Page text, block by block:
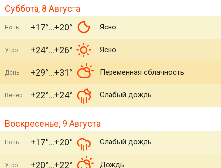
Суббота, 8 Августа
Ночь +17° +20° Ясно
Утро +24° +26° Ясно
День +29° +31° Переменная облачность
Вечер +22° +24° Слабый дождь
Воскресенье, 9 Августа
Ночь +17° +20° Слабый дождь
Утро +20° +22° Дождь